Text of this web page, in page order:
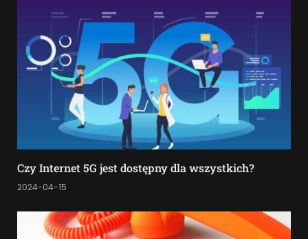
Czy Internet 5G jest dostępny dla wszystkich?
2024-04-15